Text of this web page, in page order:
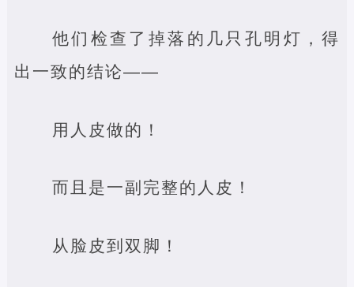
他们检查了掉落的几只孔明灯，得
出一致的结论——
用人皮做的！
而且是一副完整的人皮！
从脸皮到双脚！